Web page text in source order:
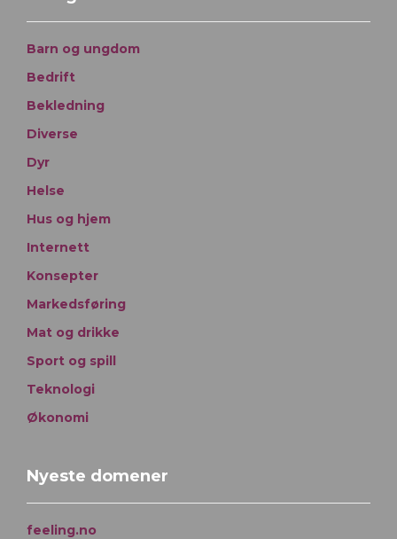
Barn og ungdom
Bedrift
Bekledning
Diverse
Dyr
Helse
Hus og hjem
Internett
Konsepter
Markedsføring
Mat og drikke
Sport og spill
Teknologi
Økonomi
Nyeste domener
feeling.no